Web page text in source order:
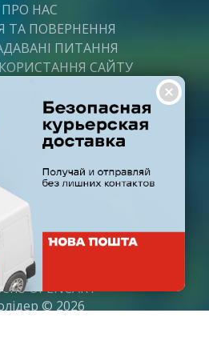
ПРО НАС
ТА ПОВЕРНЕННЯ
ПИТАННЯ
САЙТУ
ПАРТНЕРИ
РОБОТИ
з 8:00 до 21:00
з 9:00 до 20:00
з 10:00 до 19:00
OPENCART
© 2026